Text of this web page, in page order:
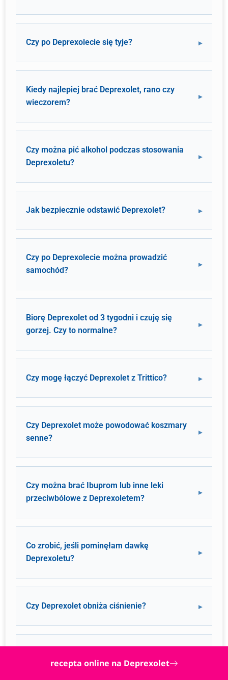
Czy po Deprexolecie się tyje?
Kiedy najlepiej brać Deprexolet, rano czy
wieczorem?
Czy można pić alkohol podczas stosowania
Deprexoletu?
Jak bezpiecznie odstawić Deprexolet?
Czy po Deprexolecie można prowadzić
samochód?
Biorę Deprexolet od 3 tygodni i czuję się
gorzej. Czy to normalne?
Czy mogę łączyć Deprexolet z Trittico?
Czy Deprexolet może powodować koszmary
senne?
Czy można brać Ibuprom lub inne leki
przeciwbólowe z Deprexoletem?
Co zrobić, jeśli pominęłam dawkę
Deprexoletu?
Czy Deprexolet obniża ciśnienie?
nadciśnienie Polpril?
recepta online na Deprexolet